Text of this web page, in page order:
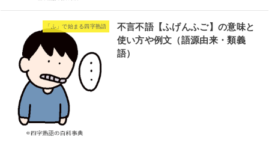
「ふ」で始まる四字熟語
不言不語【ふげんふご】の意味と
使い方や例文（語源由来・類義
語）